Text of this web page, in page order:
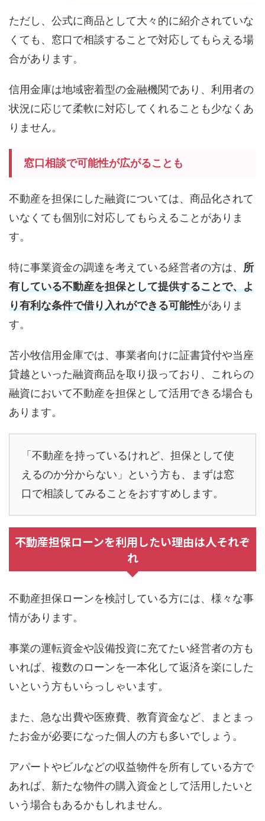
ただし、公式に商品として大々的に紹介されていな
くても、窓口で相談することで対応してもらえる場
合があります。
信用金庫は地域密着型の金融機関であり、利用者の
状況に応じて柔軟に対応してくれることも少なくあ
りません。
窓口相談で可能性が広がることも
不動産を担保にした融資については、商品化されて
いなくても個別に対応してもらえることがありま
す。
特に事業資金の調達を考えている経営者の方は、 所
有している不動産を担保として提供することで、よ
り有利な条件で借り入れができる可能性がありま
す。
苫小牧信用金庫では、事業者向けに証書貸付や当座
貸越といった融資商品を取り扱っており、これらの
融資において不動産を担保として活用できる場合も
あります。
「不動産を持っているけれど、担保として使
えるのか分からない」という方も、まずは窓
口で相談してみることをおすすめします。
不動産担保ローンを利用したい理由は人それぞ
れ
不動産担保ローンを検討している方には、様々な事
情があります。
事業の運転資金や設備投資に充てたい経営者の方も
いれば、複数のローンを一本化して返済を楽にした
いという方もいらっしゃいます。
また、急な出費や医療費、教育資金など、まとまっ
たお金が必要になった個人の方も多いでしょう。
アパートやビルなどの収益物件を所有している方で
あれば、新たな物件の購入資金として活用したいと
いう場合もあるかもしれません。